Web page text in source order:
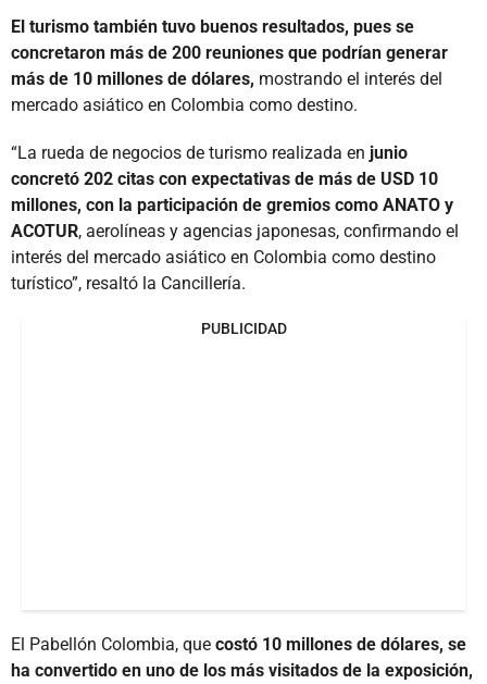
El turismo también tuvo buenos resultados, pues se
concretaron más de 200 reuniones que podrían generar
más de 10 millones de dólares, mostrando el interés del
mercado asiático en Colombia como destino.
“La rueda de negocios de turismo realizada en junio
concretó 202 citas con expectativas de más de USD 10
millones, con la participación de gremios como ANATO y
ACOTUR, aerolíneas y agencias japonesas, confirmando el
interés del mercado asiático en Colombia como destino
turístico”, resaltó la Cancillería.
PUBLICIDAD
El Pabellón Colombia, que costó 10 millones de dólares, se
ha convertido en uno de los más visitados de la exposición,